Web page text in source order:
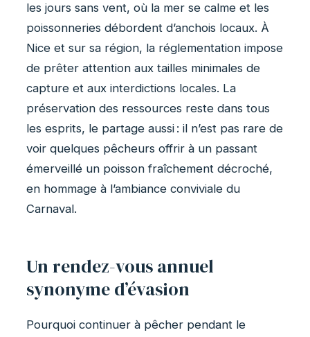
les jours sans vent, où la mer se calme et les
poissonneries débordent d’anchois locaux. À
Nice et sur sa région, la réglementation impose
de prêter attention aux tailles minimales de
capture et aux interdictions locales. La
préservation des ressources reste dans tous
les esprits, le partage aussi : il n’est pas rare de
voir quelques pêcheurs offrir à un passant
émerveillé un poisson fraîchement décroché,
en hommage à l’ambiance conviviale du
Carnaval.
Un rendez-vous annuel
synonyme d’évasion
Pourquoi continuer à pêcher pendant le